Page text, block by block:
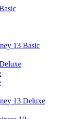
13 Basic
13 Deluxe